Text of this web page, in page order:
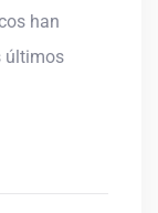
han
últimos